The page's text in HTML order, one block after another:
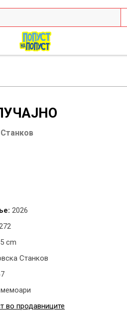
2026
cm
Станков
во продавниците